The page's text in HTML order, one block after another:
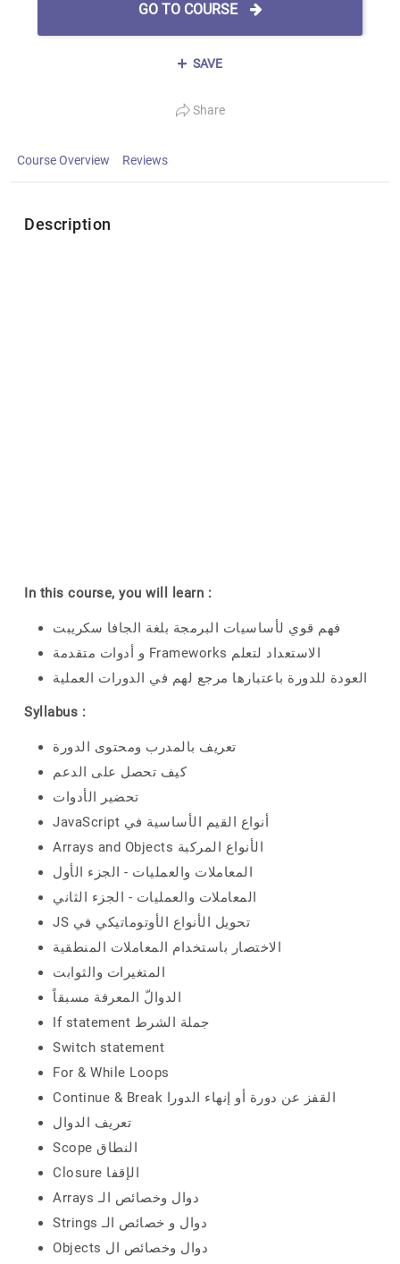
GO TO COURSE
SAVE
Share
Course Overview Reviews
Description
In this course, you will learn :
فهم قوي لأساسيات البرمجة بلغة الجافا سكريبت
و أدوات متقدمة Frameworks الاستعداد لتعلم
العودة للدورة باعتبارها مرجع لهم في الدورات العملية
Syllabus :
تعريف بالمدرب ومحتوى الدورة
كيف تحصل على الدعم
تحضير الأدوات
JavaScript أنواع القيم الأساسية في
Arrays and Objects الأنواع المركبة
المعاملات والعمليات - الجزء الأول
المعاملات والعمليات - الجزء الثاني
JS تحويل الأنواع الأوتوماتيكي في
الاختصار باستخدام المعاملات المنطقية
المتغيرات والثوابت
الدوالّ المعرفة مسبقاً
If statement جملة الشرط
Switch statement
For & While Loops
Continue & Break القفز عن دورة أو إنهاء الدورا
تعريف الدوال
Scope النطاق
Closure الإقفا
Arrays دوال وخصائص الـ
Strings دوال و خصائص الـ
Objects دوال وخصائص ال